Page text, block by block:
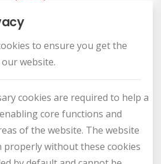
Service
to ensure you get the
website.
cookies are required to help a
core functions and
of the website. The website
properly without these cookies